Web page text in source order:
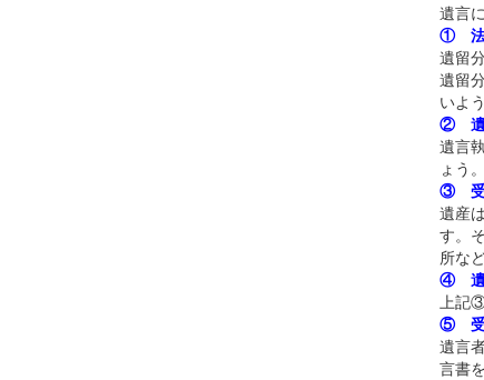
遺言
① 法
遺留
遺留
いよ
② 遺
遺言
ょう。
③ 受
遺産
す。
所な
④ 遺
上記③
⑤ 受
遺言
言書